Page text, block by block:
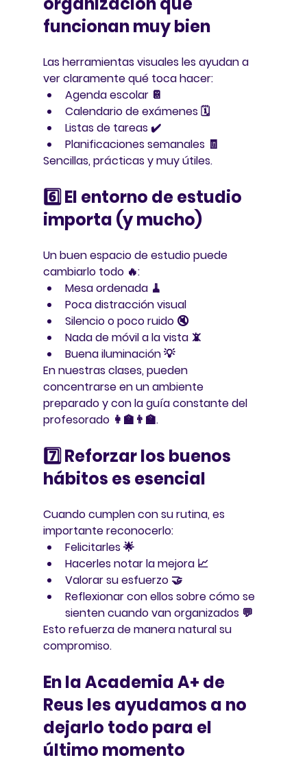
funcionan muy bien
Las herramientas visuales les ayudan a
ver claramente qué toca hacer:
Agenda escolar 📔
Calendario de exámenes 🗓️
Listas de tareas ✔️
Planificaciones semanales 🧾
Sencillas, prácticas y muy útiles.
6️⃣ El entorno de estudio
importa (y mucho)
Un buen espacio de estudio puede
cambiarlo todo 🔥:
Mesa ordenada 🧹
Poca distracción visual
Silencio o poco ruido 🔇
Nada de móvil a la vista 📵
Buena iluminación 💡
En nuestras clases, pueden
concentrarse en un ambiente
preparado y con la guía constante del
profesorado 👩‍🏫👨‍🏫.
7️⃣ Reforzar los buenos
hábitos es esencial
Cuando cumplen con su rutina, es
importante reconocerlo:
Felicitarles 🌟
Hacerles notar la mejora 📈
Valorar su esfuerzo 🤝
Reflexionar con ellos sobre cómo se
sienten cuando van organizados 💬
Esto refuerza de manera natural su
compromiso.
En la Academia A+ de
Reus les ayudamos a no
dejarlo todo para el
último momento